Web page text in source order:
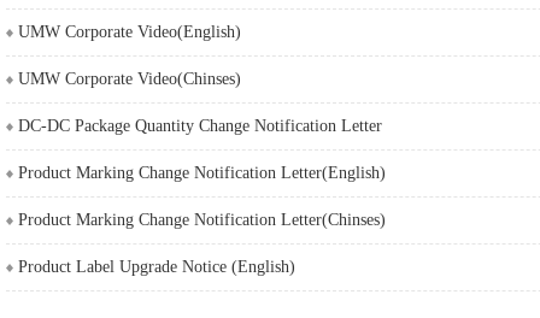
UMW Corporate Video(English)
UMW Corporate Video(Chinses)
DC-DC Package Quantity Change Notification Letter
Product Marking Change Notification Letter(English)
Product Marking Change Notification Letter(Chinses)
Product Label Upgrade Notice (English)